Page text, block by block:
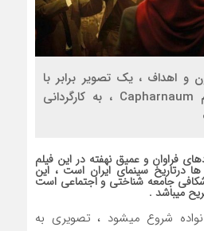
و اهداف ، یک تصویر برابر با
اصل از فیلم کَفَرناحوم Capharnaum ، به کارگردانی
فراوان و عمیق نهفته در این فیلم
درتاریخ سینمای ایران است ، این
جامعه شناختی و اجتماعی است
میباشد .
شروع میشود ، تصویری به